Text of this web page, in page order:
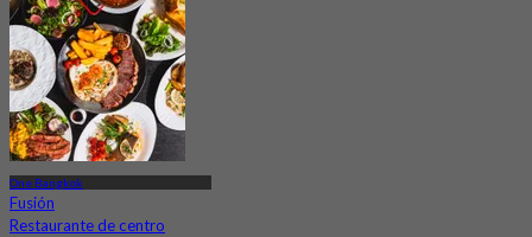
One Bangkok
Fusión
Restaurante de centro